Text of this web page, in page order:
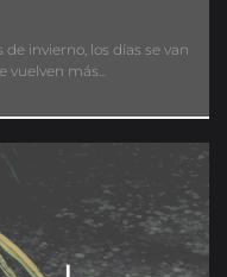
invierno, los días se van
vuelven más...